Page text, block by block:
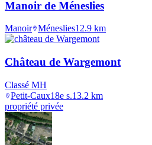
Manoir de Méneslies
Manoir Méneslies12.9 km
Château de Wargemont
Classé MH
Petit-Caux18e s.13.2 km
propriété privée